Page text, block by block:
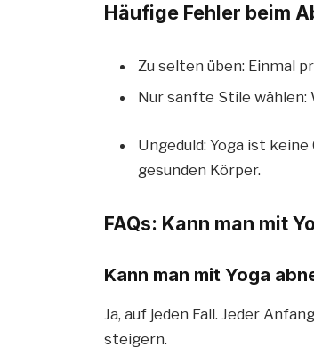
Häufige Fehler beim
Zu selten üben: Einmal
Nur sanfte Stile wählen:
Ungeduld: Yoga ist
gesunden Körper.
FAQs: Kann man mit
Kann man mit Yoga
Ja, auf jeden Fall. Jeder
steigern.